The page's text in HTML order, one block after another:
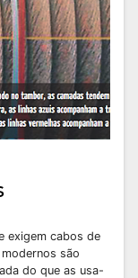
exigem cabos de
são
do que as usa-